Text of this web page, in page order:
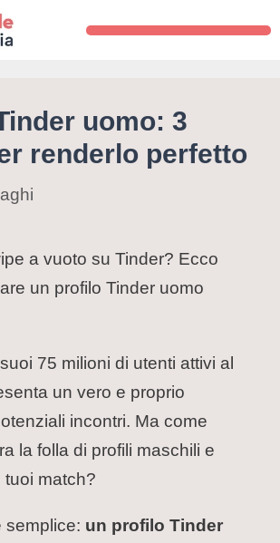
uomo: 3
renderlo perfetto
a vuoto su Tinder? Ecco
un profilo Tinder uomo
75 milioni di utenti attivi al
un vero e proprio
incontri. Ma come
la folla di profili maschili e
match?
semplice: un profilo Tinder